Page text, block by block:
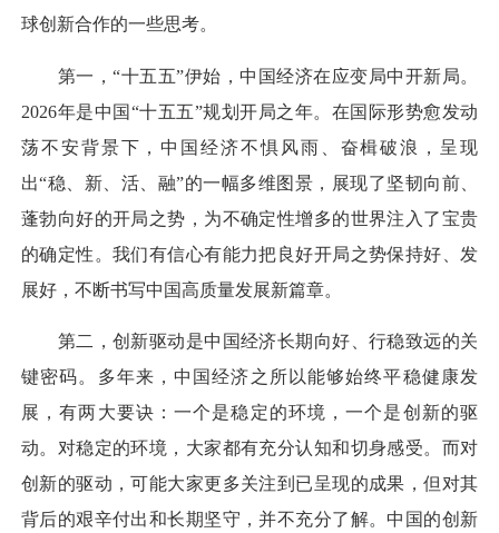
球创新合作的一些思考。
第一，“十五五”伊始，中国经济在应变局中开新局。
2026年是中国“十五五”规划开局之年。在国际形势愈发动
荡不安背景下，中国经济不惧风雨、奋楫破浪，呈现
出“稳、新、活、融”的一幅多维图景，展现了坚韧向前、
蓬勃向好的开局之势，为不确定性增多的世界注入了宝贵
的确定性。我们有信心有能力把良好开局之势保持好、发
展好，不断书写中国高质量发展新篇章。
第二，创新驱动是中国经济长期向好、行稳致远的关
键密码。多年来，中国经济之所以能够始终平稳健康发
展，有两大要诀：一个是稳定的环境，一个是创新的驱
动。对稳定的环境，大家都有充分认知和切身感受。而对
创新的驱动，可能大家更多关注到已呈现的成果，但对其
背后的艰辛付出和长期坚守，并不充分了解。中国的创新